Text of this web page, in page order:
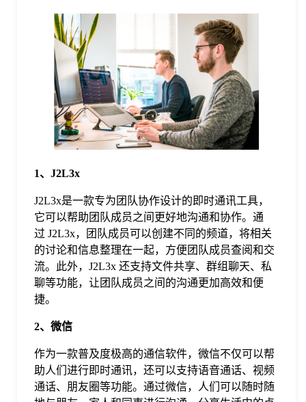
1、J2L3x
J2L3x是一款专为团队协作设计的即时通讯工具，
它可以帮助团队成员之间更好地沟通和协作。通
过 J2L3x，团队成员可以创建不同的频道，将相关
的讨论和信息整理在一起，方便团队成员查阅和交
流。此外，J2L3x 还支持文件共享、群组聊天、私
聊等功能，让团队成员之间的沟通更加高效和便
捷。
2、微信
作为一款普及度极高的通信软件，微信不仅可以帮
助人们进行即时通讯，还可以支持语音通话、视频
通话、朋友圈等功能。通过微信，人们可以随时随